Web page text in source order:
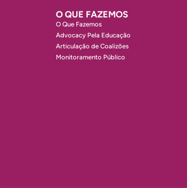
O QUE FAZEMOS
O Que Fazemos
Advocacy Pela Educação
Articulação de Coalizões
Monitoramento Público